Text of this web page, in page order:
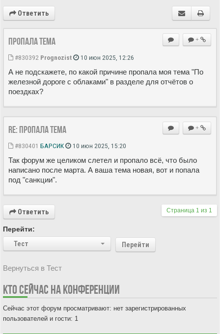
Ответить
+
Пропала тема
#830392 Prognozist 10 июн 2025, 12:26
А не подскажете, по какой причине пропала моя тема "По
железной дороге с облаками" в разделе для отчётов о
поездках?
+
Re: Пропала тема
#830401 БАРСИК 10 июн 2025, 15:20
Так форум же целиком слетел и пропало всё, что было
написано после марта. А ваша тема новая, вот и попала
под "санкции".
Ответить Страница 1 из 1
Перейти:
Тест
Перейти
Вернуться в Тест
КТО СЕЙЧАС НА КОНФЕРЕНЦИИ
Сейчас этот форум просматривают: нет зарегистрированных
пользователей и гости: 1